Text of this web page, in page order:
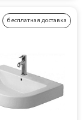
бесплатная доставка